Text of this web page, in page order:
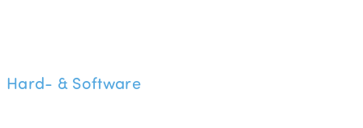
Hard- & Software